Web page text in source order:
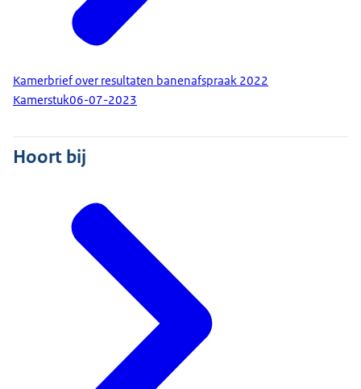
Kamerbrief over resultaten banenafspraak 2022
Kamerstuk06-07-2023
Hoort bij